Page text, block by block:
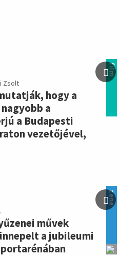
film
Zsolt
hogy a
a
a Budapesti
vezetőjével,
zene
művek
a jubileumi